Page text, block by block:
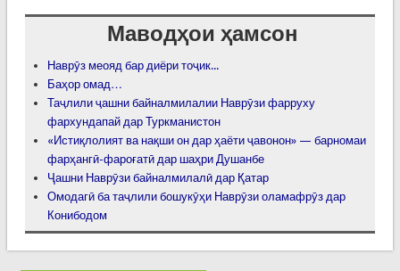
Маводҳои ҳамсон
Наврӯз меояд бар диёри тоҷик...
Баҳор омад…
Таҷлили ҷашни байналмилалии Наврӯзи фарруху
фархундапай дар Туркманистон
«Истиқлолият ва нақши он дар ҳаёти ҷавонон» — барномаи
фарҳангӣ-фароғатӣ дар шаҳри Душанбе
Ҷашни Наврӯзи байналмилалӣ дар Қатар
Омодагӣ ба таҷлили бошукӯҳи Наврӯзи оламафрӯз дар
Конибодом